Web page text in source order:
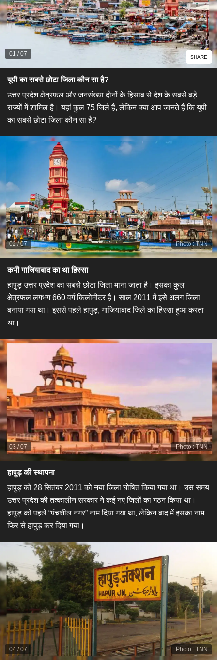
01 /07 SHARE
यूपी का सबसे छोटा जिला कौन सा है?
उत्तर प्रदेश क्षेत्रफल और जनसंख्या दोनों के हिसाब से देश के सबसे बड़े
राज्यों में शामिल है। यहां कुल 75 जिले हैं, लेकिन क्या आप जानते हैं कि यूपी
का सबसे छोटा जिला कौन सा है?
Photo: TNN
02/07
कभी गाजियाबाद का था हिस्सा
हापुड़ उत्तर प्रदेश का सबसे छोटा जिला माना जाता है। इसका कुल
क्षेत्रफल लगभग 660 वर्ग किलोमीटर है। साल 2011 में इसे अलग जिला
बनाया गया था। इससे पहले हापुड़, गाजियाबाद जिले का हिस्सा हुआ करता
था।
Photo: TNN
03 /07
हापुड़ की स्थापना
हापुड़ को 28 सितंबर 2011 को नया जिला घोषित किया गया था। उस समय
उत्तर प्रदेश की तत्कालीन सरकार ने कई नए जिलों का गठन किया था।
हापुड़ को पहले “पंचशील नगर” नाम दिया गया था, लेकिन बाद में इसका नाम
फिर से हापुड़ कर दिया गया।
Photo : TNN
04 /07